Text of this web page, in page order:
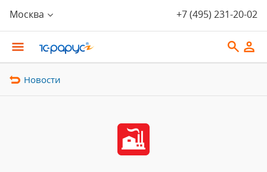
Москва +7 (495) 231-20-02
Новости